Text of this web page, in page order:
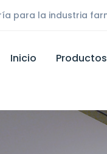
para la industria
Inicio